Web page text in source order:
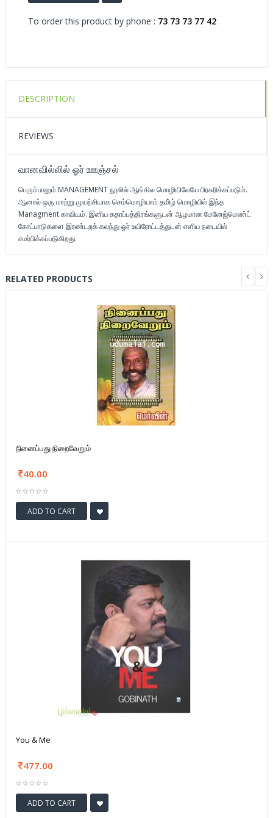
To order this product by phone : 73 73 73 77 42
DESCRIPTION
REVIEWS
வானவில்லில் ஓர் ஊஞ்சல்
பெரும்பாலும் MANAGEMENT நூலில் ஆங்கில மொழியிலேயே பிரசுரிக்கப்படும்.
ஆனால் ஒரு மாற்று முயற்சியாக செம்மொழியாம் தமி்ழ் மொழியில் இந்த
Managment காவியம். இனிய கதாப்பத்திரங்களுடன் ஆழமான மேனேஜ்மெண்ட்
கோட்பாடுகளை இரண்டறக் கலந்து ஓர் உயிரோட்டத்துடன் எளிய நடையில்
சமர்பிக்கப்படுகிறது.
RELATED PRODUCTS
நினைப்பது நிறைவேறும்
40.00
ADD TO CART
You & Me
477.00
ADD TO CART